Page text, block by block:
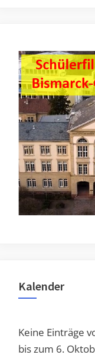
Toggle
sub-
menu
Toggle
sub-
menu
Kalender
Keine Einträge
bis zum 6.